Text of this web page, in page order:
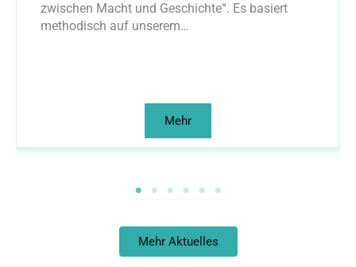
zwischen Macht und Geschichte“. Es basiert
methodisch auf unserem…
Mehr
Mehr Aktuelles